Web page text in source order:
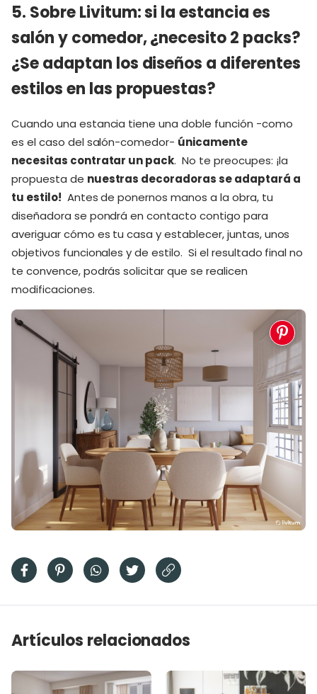
5. Sobre Livitum: si la estancia es
salón y comedor, ¿necesito 2 packs?
¿Se adaptan los diseños a diferentes
estilos en las propuestas?
Cuando una estancia tiene una doble función -como
es el caso del salón-comedor- únicamente
necesitas contratar un pack. No te preocupes: ¡la
propuesta de nuestras decoradoras se adaptará a
tu estilo! Antes de ponernos manos a la obra, tu
diseñadora se pondrá en contacto contigo para
averiguar cómo es tu casa y establecer, juntas, unos
objetivos funcionales y de estilo. Si el resultado final no
te convence, podrás solicitar que se realicen
modificaciones.
Artículos relacionados